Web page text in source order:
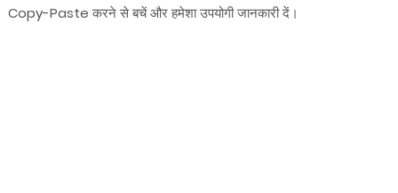
Copy-Paste करने से बचें और हमेशा उपयोगी जानकारी दें।